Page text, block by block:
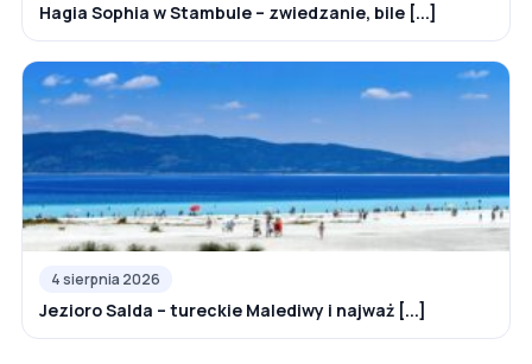
Hagia Sophia w Stambule – zwiedzanie, bile [...]
4 sierpnia 2026
Jezioro Salda – tureckie Malediwy i najważ [...]